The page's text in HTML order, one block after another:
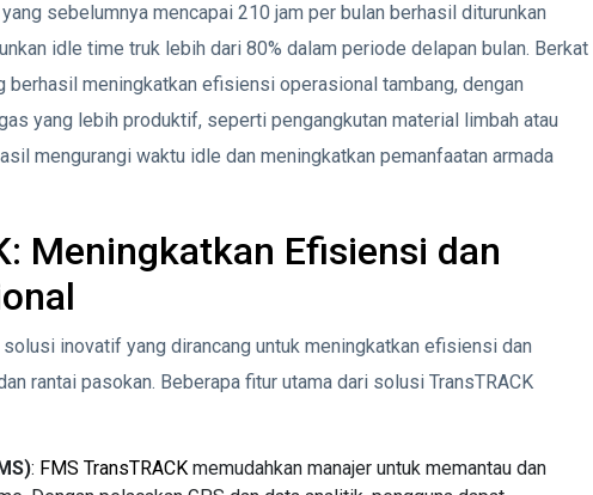
sebelumnya mencapai 210 jam per bulan berhasil diturunkan
idle time truk lebih dari 80% dalam periode delapan bulan. Berkat
berhasil meningkatkan efisiensi operasional tambang, dengan
yang lebih produktif, seperti pengangkutan material limbah atau
mengurangi waktu idle dan meningkatkan pemanfaatan armada
Meningkatkan Efisiensi dan
inovatif yang dirancang untuk meningkatkan efisiensi dan
rantai pasokan. Beberapa fitur utama dari solusi TransTRACK
: FMS TransTRACK memudahkan manajer untuk memantau dan